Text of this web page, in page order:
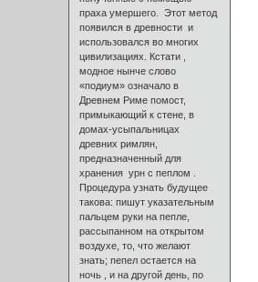
праха умершего. Этот метод
появился в древности и
использовался во многих
цивилизациях. Кстати ,
модное нынче слово
«подиум» означало в
Древнем Риме помост,
примыкающий к стене, в
домах-усыпальницах
древних римлян,
предназначенный для
хранения урн с пеплом .
Процедура узнать будущее
такова: пишут указательным
пальцем руки на пепле,
рассыпанном на открытом
воздухе, то, что желают
знать; пепел остается на
ночь , и на другой день, по